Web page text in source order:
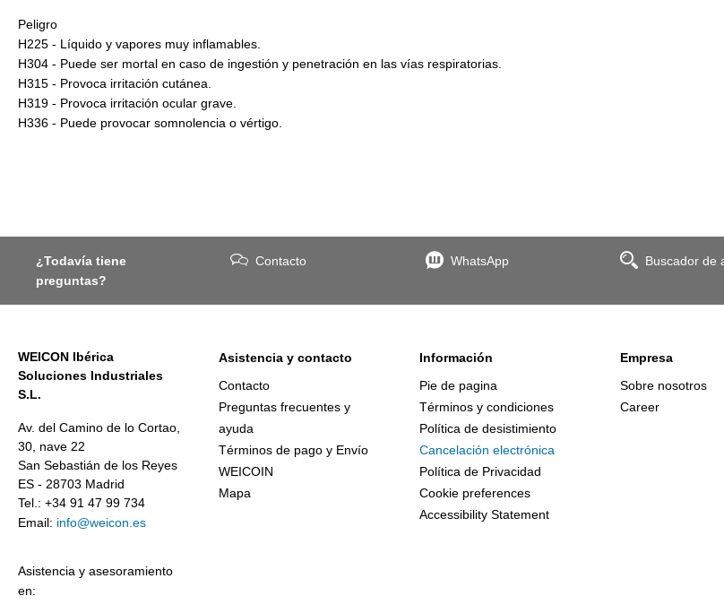
Peligro
H225 - Líquido y vapores muy inflamables.
H304 - Puede ser mortal en caso de ingestión y penetración en las vías respiratorias.
H315 - Provoca irritación cutánea.
H319 - Provoca irritación ocular grave.
H336 - Puede provocar somnolencia o vértigo.
¿Todavía tiene
preguntas?
Contacto WhatsApp Buscador de
WEICON Ibérica
Soluciones Industriales
S.L.
Av. del Camino de lo Cortao,
30, nave 22
San Sebastián de los Reyes
ES - 28703 Madrid
Tel.: +34 91 47 99 734
Email: info@weicon.es
Asistencia y asesoramiento
en:
Asistencia y contacto
Contacto
Preguntas frecuentes y
ayuda
Términos de pago y Envío
WEICOIN
Mapa
Información
Pie de pagina
Términos y condiciones
Política de desistimiento
Cancelación electrónica
Política de Privacidad
Cookie preferences
Accessibility Statement
Empresa
Sobre nosotros
Career